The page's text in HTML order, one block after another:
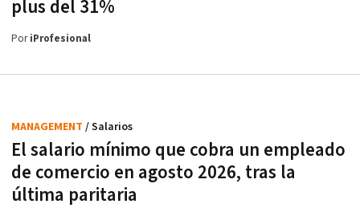
plus del 31%
PoriProfesional
El salario mínimo que cobra un empleado
de comercio en agosto 2026, tras la
última paritaria
MANAGEMENT / Salarios